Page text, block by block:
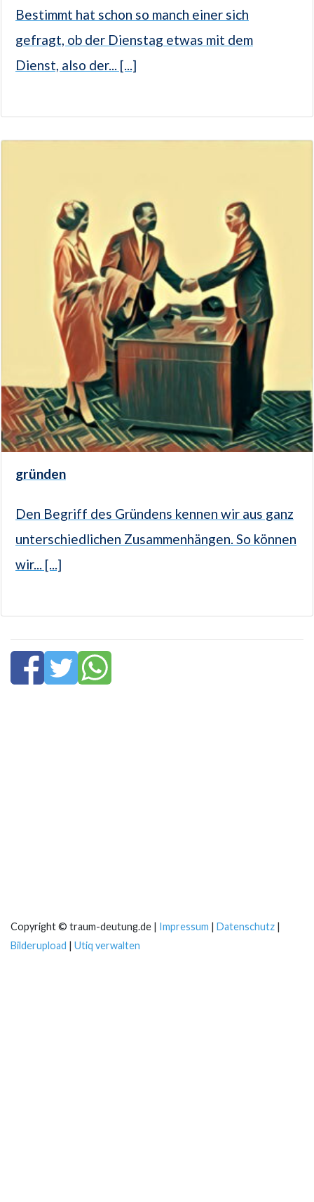
Bestimmt hat schon so manch einer sich
gefragt, ob der Dienstag etwas mit dem
Dienst, also der... [...]
gründen
Den Begriff des Gründens kennen wir aus ganz
unterschiedlichen Zusammenhängen. So können
wir... [...]
Copyright © traum-deutung.de | Impressum | Datenschutz |
Bilderupload | Utiq verwalten